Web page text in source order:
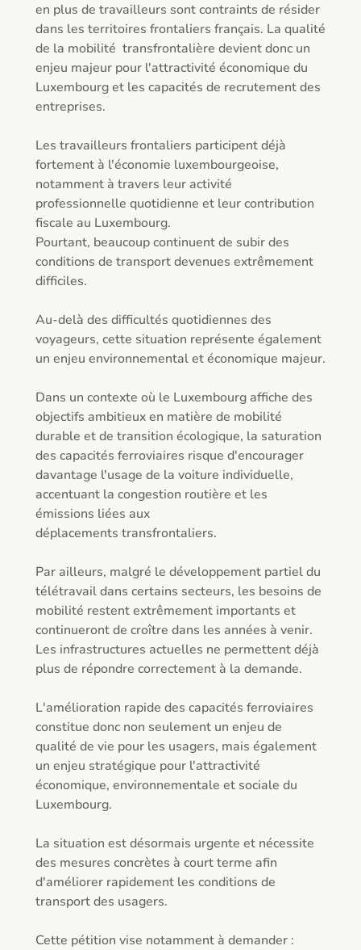
en plus de travailleurs sont contraints de résider
dans les territoires frontaliers français. La qualité
de la mobilité  transfrontalière devient donc un
enjeu majeur pour l'attractivité économique du
Luxembourg et les capacités de recrutement des
entreprises.
Les travailleurs frontaliers participent déjà
fortement à l'économie luxembourgeoise,
notamment à travers leur activité
professionnelle quotidienne et leur contribution
fiscale au Luxembourg.
Pourtant, beaucoup continuent de subir des
conditions de transport devenues extrêmement
difficiles.
Au-delà des difficultés quotidiennes des
voyageurs, cette situation représente également
un enjeu environnemental et économique majeur.
Dans un contexte où le Luxembourg affiche des
objectifs ambitieux en matière de mobilité
durable et de transition écologique, la saturation
des capacités ferroviaires risque d'encourager
davantage l'usage de la voiture individuelle,
accentuant la congestion routière et les
émissions liées aux
déplacements transfrontaliers.
Par ailleurs, malgré le développement partiel du
télétravail dans certains secteurs, les besoins de
mobilité restent extrêmement importants et
continueront de croître dans les années à venir.
Les infrastructures actuelles ne permettent déjà
plus de répondre correctement à la demande.
L'amélioration rapide des capacités ferroviaires
constitue donc non seulement un enjeu de
qualité de vie pour les usagers, mais également
un enjeu stratégique pour l'attractivité
économique, environnementale et sociale du
Luxembourg.
La situation est désormais urgente et nécessite
des mesures concrètes à court terme afin
d'améliorer rapidement les conditions de
transport des usagers.
Cette pétition vise notamment à demander :